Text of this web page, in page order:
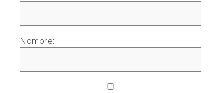
Nombre: